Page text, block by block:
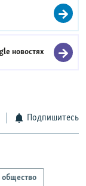
новостях
Подпишитесь
общество